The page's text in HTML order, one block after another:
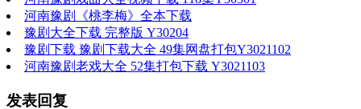
河南豫剧《桃李梅》全本下载
豫剧大全下载 完整版 Y30204
豫剧下载 豫剧下载大全 49集网盘打包Y3021102
河南豫剧老戏大全 52集打包下载 Y3021103
发表回复